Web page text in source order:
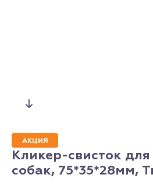
АКЦИЯ
Кликер-свисток
собак, 75*35*28мм,